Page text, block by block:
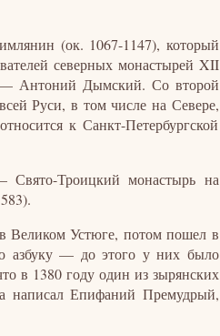
(ок. 1067-1147), который
северных монастырей XII
— Антоний Дымский. Со второй
Руси, в том числе на Севере,
к Санкт-Петербургской
Свято-Троицкий монастырь на
Великом Устюге, потом пошел в
азбуку — до этого у них было
в 1380 году один из зырянских
написал Епифаний Премудрый,